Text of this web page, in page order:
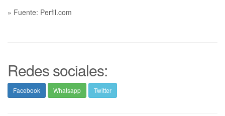
» Fuente: Perfil.com
Redes sociales:
Facebook Whatsapp Twitter